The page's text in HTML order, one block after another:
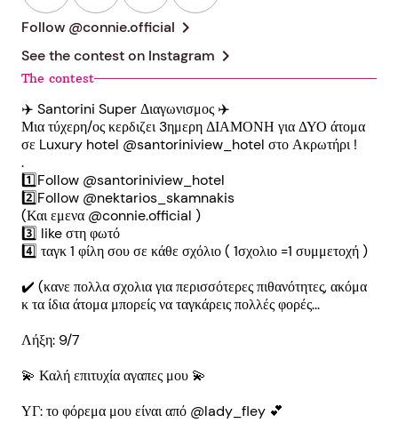
Follow @connie.official chevron_right
See the contest on Instagram chevron_right
The contest
✈️ Santorini Super Διαγωνισμος ✈️
Μια τύχερη/ος κερδιζει 3ημερη ΔΙΑΜΟΝΗ για ΔΥΟ άτομα
σε Luxury hotel @santoriniview_hotel στο Ακρωτήρι !
.
1️⃣Follow @santoriniview_hotel
2️⃣Follow @nektarios_skamnakis
(Και εμενα @connie.official )
3️⃣ like στη φωτό
4️⃣ ταγκ 1 φίλη σου σε κάθε σχόλιο ( 1σχολιο =1 συμμετοχή )
✔️ (κανε πολλα σχολια για περισσότερες πιθανότητες, ακόμα
κ τα ίδια άτομα μπορείς να ταγκάρεις πολλές φορές...
Λήξη: 9/7
💫 Καλή επιτυχία αγαπες μου 💫
ΥΓ: το φόρεμα μου είναι από @lady_fley 💕